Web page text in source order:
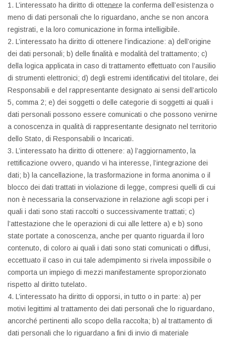
1. L’interessato ha diritto di ottenere la conferma dell’esistenza o
meno di dati personali che lo riguardano, anche se non ancora
registrati, e la loro comunicazione in forma intelligibile.
2. L’interessato ha diritto di ottenere l’indicazione: a) dell’origine
dei dati personali; b) delle finalità e modalità del trattamento; c)
della logica applicata in caso di trattamento effettuato con l’ausilio
di strumenti elettronici; d) degli estremi identificativi del titolare, dei
Responsabili e del rappresentante designato ai sensi dell’articolo
5, comma 2; e) dei soggetti o delle categorie di soggetti ai quali i
dati personali possono essere comunicati o che possono venirne
a conoscenza in qualità di rappresentante designato nel territorio
dello Stato, di Responsabili o Incaricati.
3. L’interessato ha diritto di ottenere: a) l’aggiornamento, la
rettificazione ovvero, quando vi ha interesse, l’integrazione dei
dati; b) la cancellazione, la trasformazione in forma anonima o il
blocco dei dati trattati in violazione di legge, compresi quelli di cui
non è necessaria la conservazione in relazione agli scopi per i
quali i dati sono stati raccolti o successivamente trattati; c)
l’attestazione che le operazioni di cui alle lettere a) e b) sono
state portate a conoscenza, anche per quanto riguarda il loro
contenuto, di coloro ai quali i dati sono stati comunicati o diffusi,
eccettuato il caso in cui tale adempimento si rivela impossibile o
comporta un impiego di mezzi manifestamente sproporzionato
rispetto al diritto tutelato.
4. L’interessato ha diritto di opporsi, in tutto o in parte: a) per
motivi legittimi al trattamento dei dati personali che lo riguardano,
ancorché pertinenti allo scopo della raccolta; b) al trattamento di
dati personali che lo riguardano a fini di invio di materiale